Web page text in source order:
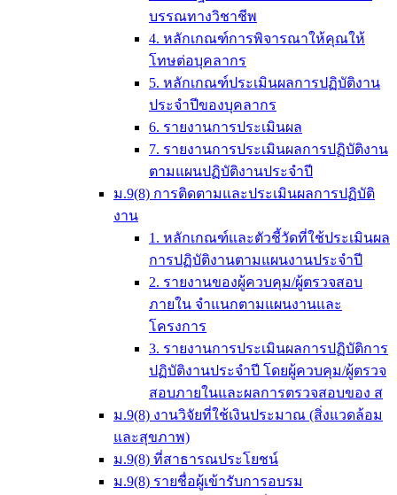
บรรณทางวิชาชีพ
4. หลักเกณฑ์การพิจารณาให้คุณให้
โทษต่อบุคลากร
5. หลักเกณฑ์ประเมินผลการปฏิบัติงาน
ประจำปีของบุคลากร
6. รายงานการประเมินผล
7. รายงานการประเมินผลการปฏิบัติงาน
ตามแผนปฏิบัติงานประจำปี
ม.9(8) การติดตามและประเมินผลการปฏิบัติ
งาน
1. หลักเกณฑ์และตัวชี้วัดที่ใช้ประเมินผล
การปฏิบัติงานตามแผนงานประจำปี
2. รายงานของผู้ควบคุม/ผู้ตรวจสอบ
ภายใน จำแนกตามแผนงานและ
โครงการ
3. รายงานการประเมินผลการปฏิบัติการ
ปฏิบัติงานประจำปี โดยผู้ควบคุม/ผู้ตรวจ
สอบภายในและผลการตรวจสอบของ ส
ม.9(8) งานวิจัยที่ใช้เงินประมาณ (สิ่งแวดล้อม
และสุขภาพ)
ม.9(8) ที่สาธารณประโยชน์
ม.9(8) รายชื่อผู้เข้ารับการอบรม